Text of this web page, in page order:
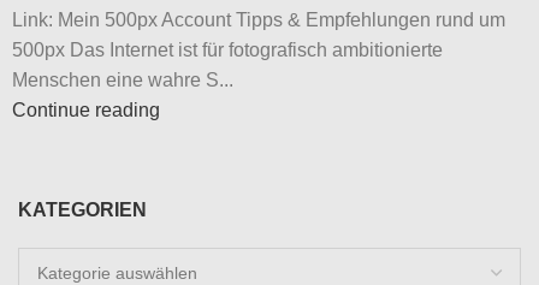
Link: Mein 500px Account Tipps & Empfehlungen rund um
500px Das Internet ist für fotografisch ambitionierte
Menschen eine wahre S...
Continue reading
KATEGORIEN
Kategorien